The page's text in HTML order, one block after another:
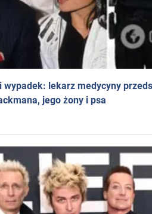
lekarz medycyny
jego żony i psa